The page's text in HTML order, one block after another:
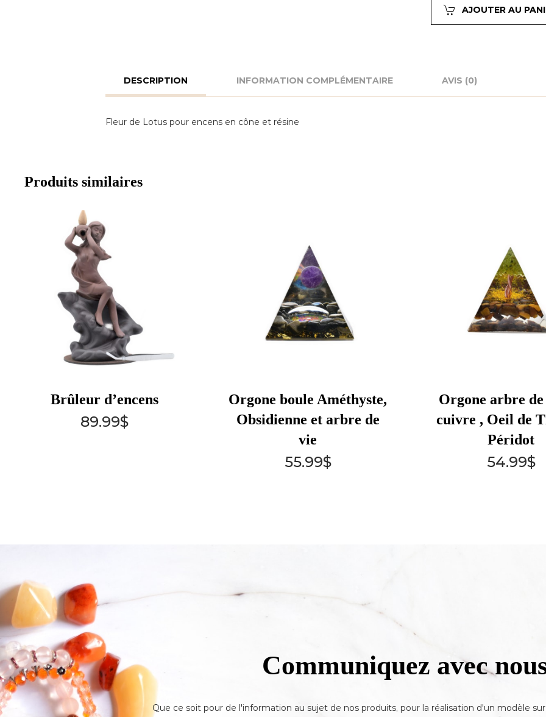
AJOUTER AU
DESCRIPTION INFORMATION COMPLÉMENTAIRE AVIS (0)
Fleur de Lotus pour encens en cône et résine
Produits similaires
Brûleur d’encens
89.99$
Orgone boule Améthyste,
Obsidienne et arbre de
vie
55.99$
Orgone arbre de
cuivre , Oeil de
Péridot
54.99$
Communiquez avec
Que ce soit pour de l'information au sujet de nos produits, pour la réalisation d'un modèle